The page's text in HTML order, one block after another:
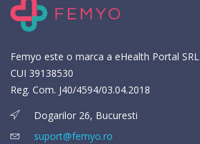
Femyo este o marca a eHealth Portal SRL
CUI 39138530
Reg. Com. J40/4594/03.04.2018
Dogarilor 26, Bucuresti
suport@femyo.ro